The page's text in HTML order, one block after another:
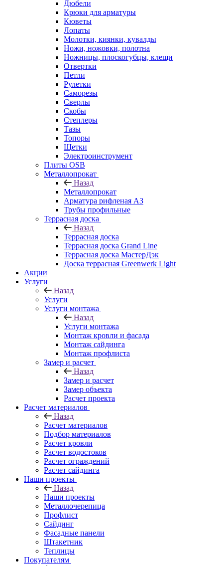
Дюбели
Крюки для арматуры
Кюветы
Лопаты
Молотки, киянки, кувалды
Ножи, ножовки, полотна
Ножницы, плоскогубцы, клещи
Отвертки
Петли
Рулетки
Саморезы
Сверлы
Скобы
Степлеры
Тазы
Топоры
Щетки
Электроинструмент
Плиты OSB
Металлопрокат
Назад
Металлопрокат
Арматура рифленая АЗ
Трубы профильные
Террасная доска
Назад
Террасная доска
Террасная доска Grand Line
Террасная доска МастерДэк
Доска террасная Greenwerk Light
Акции
Услуги
Назад
Услуги
Услуги монтажа
Назад
Услуги монтажа
Монтаж кровли и фасада
Монтаж сайдинга
Монтаж профлиста
Замер и расчет
Назад
Замер и расчет
Замер объекта
Расчет проекта
Расчет материалов
Назад
Расчет материалов
Подбор материалов
Расчет кровли
Расчет водостоков
Расчет ограждений
Расчет сайдинга
Наши проекты
Назад
Наши проекты
Металлочерепица
Профлист
Сайдинг
Фасадные панели
Штакетник
Теплицы
Покупателям